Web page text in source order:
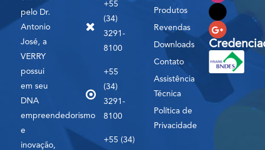
pelo Dr.
Antonio
José, a
VERRY
possui
em seu
DNA
empreendedorismo
e
inovação,
+55
(34)
3291-
8100
+55
(34)
3291-
8100
+55 (34)
Produtos
Revendas
Downloads
Contato
Assistência
Técnica
Política de
Privacidade